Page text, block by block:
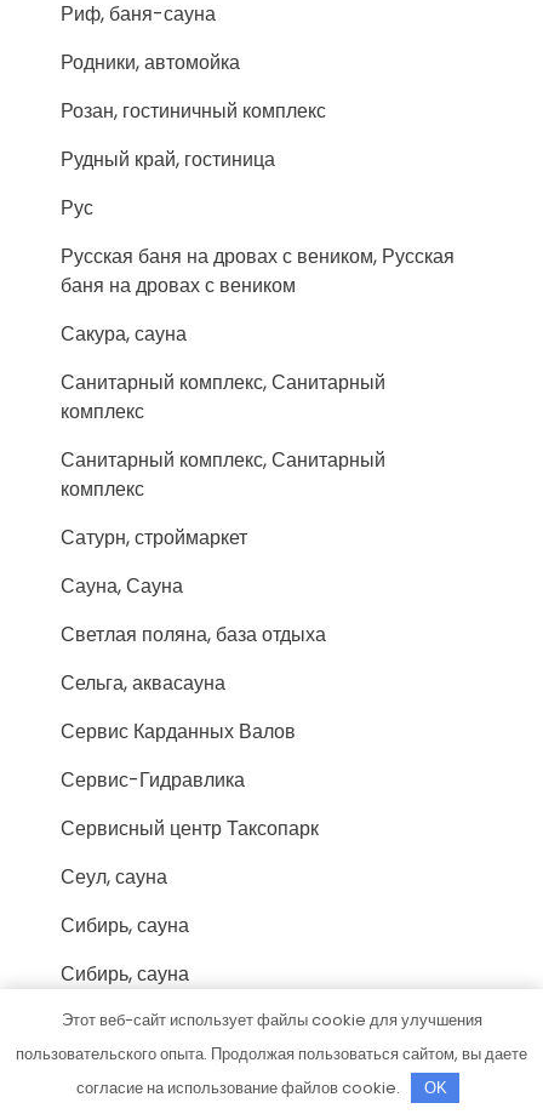
Риф, баня-сауна
Родники, автомойка
Розан, гостиничный комплекс
Рудный край, гостиница
Рус
Русская баня на дровах с веником, Русская
баня на дровах с веником
Сакура, сауна
Санитарный комплекс, Санитарный
комплекс
Санитарный комплекс, Санитарный
комплекс
Сатурн, строймаркет
Сауна, Сауна
Светлая поляна, база отдыха
Сельга, аквасауна
Сервис Карданных Валов
Сервис-Гидравлика
Сервисный центр Таксопарк
Сеул, сауна
Сибирь, сауна
Сибирь, сауна
Синдбад, банный клуб
Сириус, центр кузовного ремонта грузовой
техники
Этот веб-сайт использует файлы cookie для улучшения
пользовательского опыта. Продолжая пользоваться сайтом, вы даете
согласие на использование файлов cookie.
OK